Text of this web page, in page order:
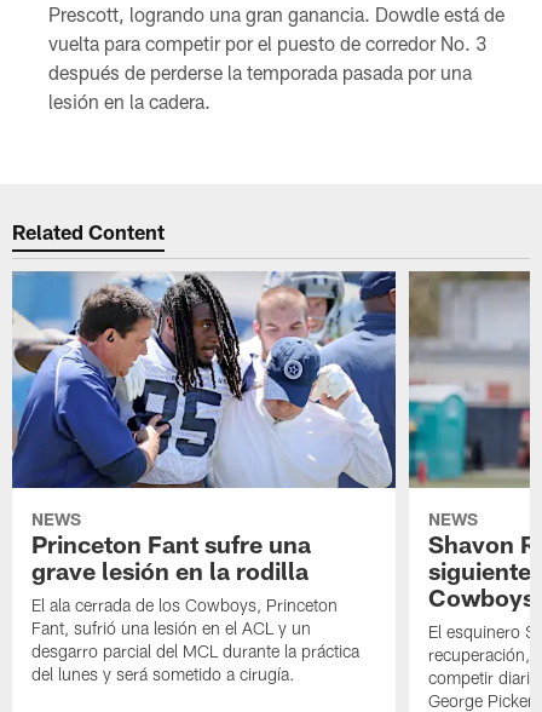
Prescott, logrando una gran ganancia. Dowdle está de
vuelta para competir por el puesto de corredor No. 3
después de perderse la temporada pasada por una
lesión en la cadera.
Related Content
NEWS
Princeton Fant sufre una
grave lesión en la rodilla
El ala cerrada de los Cowboys, Princeton
Fant, sufrió una lesión en el ACL y un
desgarro parcial del MCL durante la práctica
del lunes y será sometido a cirugía.
NEWS
Shavon
siguiente
Cowboys
El esquinero
recuperación,
competir
George